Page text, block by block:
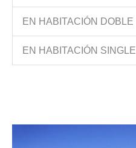
EN HABITACIÓN DOBLE
EN HABITACIÓN SINGLE